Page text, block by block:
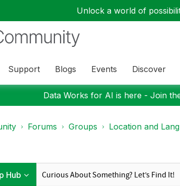
Unlock a world of
Support Blogs Events Discover
Data Works for AI is here - Join
Forums Groups Location and